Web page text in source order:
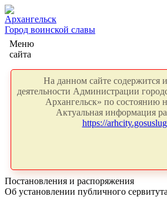
Архангельск
Город воинской славы
Меню
сайта
На данном сайте содержится
деятельности Администрации
Архангельск» по состоянию
Актуальная информация
https://
Постановления и распоряжения
Об установлении публичного сервитута